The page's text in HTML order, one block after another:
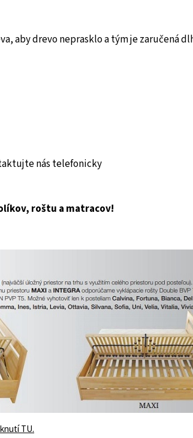
aby drevo neprasklo a tým je zaručená
nás telefonicky
roštu a matracov!
TU.